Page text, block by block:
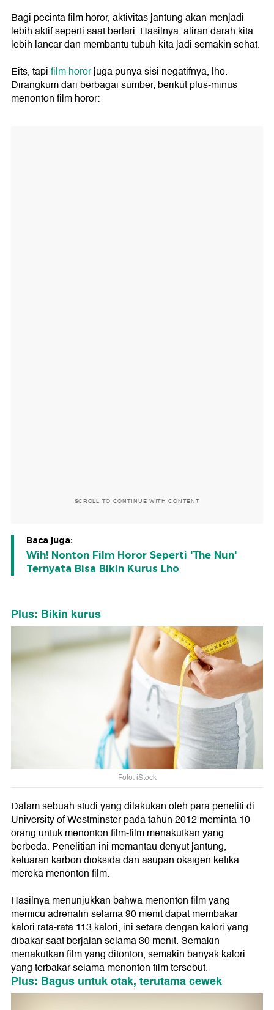
Bagi pecinta film horor, aktivitas jantung akan menjadi
lebih aktif seperti saat berlari. Hasilnya, aliran darah kita
lebih lancar dan membantu tubuh kita jadi semakin sehat.
Eits, tapifilm hororjuga punya sisi negatifnya, lho.
Dirangkum dari berbagai sumber, berikut plus-minus
menonton film horor:
SCROLL TO CONTINUE WITH CONTENT
Baca juga:
Wih! Nonton Film Horor Seperti 'The Nun'
Ternyata Bisa Bikin Kurus Lho
Plus: Bikin kurus
Foto: iStock
Dalam sebuah studi yang dilakukan oleh para peneliti di
University of Westminster pada tahun 2012 meminta 10
orang untuk menonton film-film menakutkan yang
berbeda. Penelitian ini memantau denyut jantung,
keluaran karbon dioksida dan asupan oksigen ketika
mereka menonton film.
Hasilnya menunjukkan bahwa menonton film yang
memicu adrenalin selama 90 menit dapat membakar
kalori rata-rata 113 kalori, ini setara dengan kalori yang
dibakar saat berjalan selama 30 menit. Semakin
menakutkan film yang ditonton, semakin banyak kalori
yang terbakar selama menonton film tersebut.
Plus: Bagus untuk otak, terutama cewek